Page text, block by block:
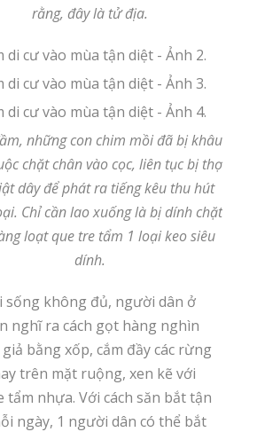
rằng, đây là tử địa.
những con chim mồi đã bị khâu
chặt chân vào cọc, liên tục bị thợ
dây để phát ra tiếng kêu thu hút
Chỉ cần lao xuống là bị dính chặt
loạt que tre tẩm 1 loại keo siêu
dính.
sống không đủ, người dân ở
nghĩ ra cách gọt hàng nghìn
bằng xốp, cắm đầy các rừng
trên mặt ruộng, xen kẽ với
tẩm nhựa. Với cách săn bắt tận
ngày, 1 người dân có thể bắt